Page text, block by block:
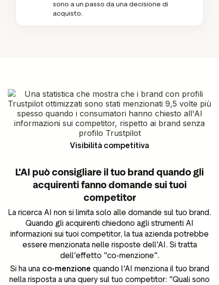
sono a un passo da una decisione di
acquisto.
Visibilità competitiva
L'AI può consigliare il tuo brand quando gli
acquirenti fanno domande sui tuoi
competitor
La ricerca AI non si limita solo alle domande sul tuo brand.
Quando gli acquirenti chiedono agli strumenti AI
informazioni sui tuoi competitor, la tua azienda potrebbe
essere menzionata nelle risposte dell'AI. Si tratta
dell'effetto "co-menzione".
Si ha una co-menzione quando l'AI menziona il tuo brand
nella risposta a una query sul tuo competitor: "Quali sono